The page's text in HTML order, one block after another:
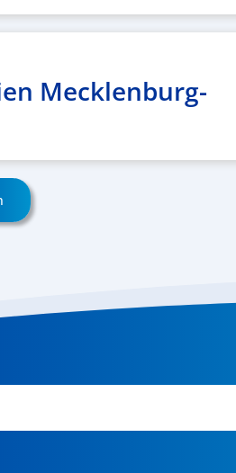
Mecklenburg-